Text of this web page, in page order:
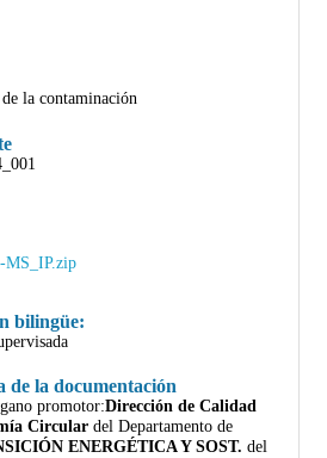
la contaminación
bilingüe:
de la documentación
promotor:Dirección de Calidad
Circular del Departamento de
ENERGÉTICA Y SOST. del